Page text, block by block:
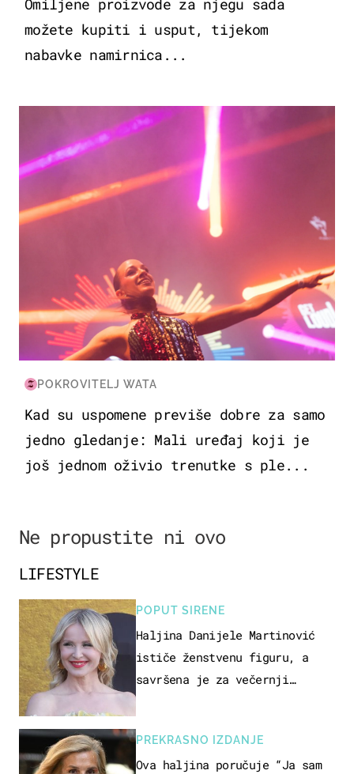
Omiljene proizvode za njegu sada
možete kupiti i usput, tijekom
nabavke namirnica...
KULTURA & ZABAVA
POKROVITELJ WATA
Kad su uspomene previše dobre za samo
jedno gledanje: Mali uređaj koji je
još jednom oživio trenutke s ple...
Ne propustite ni ovo
LIFESTYLE
POPUT SIRENE
Haljina Danijele Martinović
ističe ženstvenu figuru, a
savršena je za večernji
PREKRASNO IZDANJE
Ova haljina poručuje “Ja sam